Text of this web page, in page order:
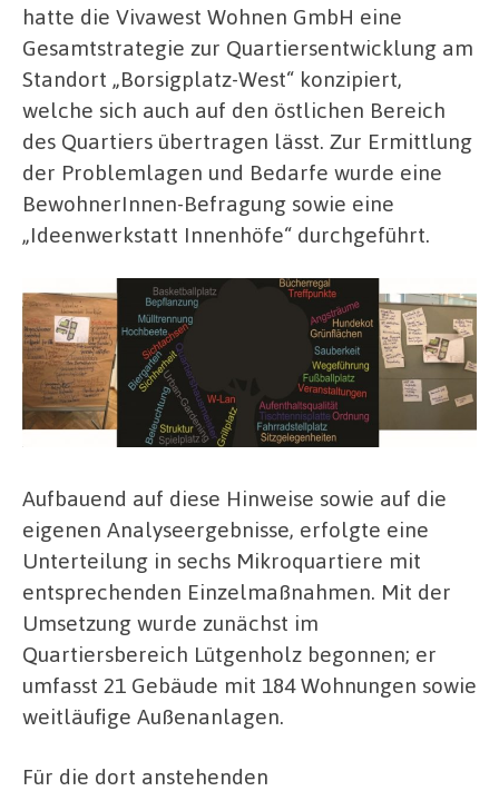
hatte die Vivawest Wohnen GmbH eine
Gesamtstrategie zur Quartiersentwicklung am
Standort „Borsigplatz-West“ konzipiert,
welche sich auch auf den östlichen Bereich
des Quartiers übertragen lässt. Zur Ermittlung
der Problemlagen und Bedarfe wurde eine
BewohnerInnen-Befragung sowie eine
„Ideenwerkstatt Innenhöfe“ durchgeführt.
Aufbauend auf diese Hinweise sowie auf die
eigenen Analyseergebnisse, erfolgte eine
Unterteilung in sechs Mikroquartiere mit
entsprechenden Einzelmaßnahmen. Mit der
Umsetzung wurde zunächst im
Quartiersbereich Lütgenholz begonnen; er
umfasst 21 Gebäude mit 184 Wohnungen sowie
weitläufige Außenanlagen.
Für die dort anstehenden